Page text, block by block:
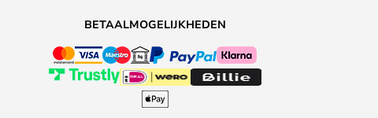
BETAALMOGELIJKHEDEN